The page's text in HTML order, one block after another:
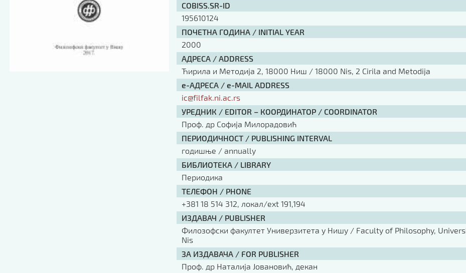
COBISS.SR-ID
195610124
ПОЧЕТНА ГОДИНА / INITIAL YEAR
2000
АДРЕСА / ADDRESS
Ћирила и Методија 2, 18000 Ниш / 18000 Nis, 2 Cirila and Metodija
е-АДРЕСА / e-MAIL ADDRESS
ic@filfak.ni.ac.rs
УРЕДНИК / EDITOR – КООРДИНАТОР / COORDINATOR
Проф. др Софија Милорадовић
ПЕРИОДИЧНОСТ / PUBLISHING INTERVAL
годишње / annually
БИБЛИОТЕКА / LIBRARY
Периодика
ТЕЛЕФОН / PHONE
+381 18 514 312, локал/ext 191,194
ИЗДАВАЧ / PUBLISHER
Филозофски факултет Универзитета у Нишу / Faculty of Philosophy,
Nis
ЗА ИЗДАВАЧА / FOR PUBLISHER
Проф. др Наталија Јовановић, декан